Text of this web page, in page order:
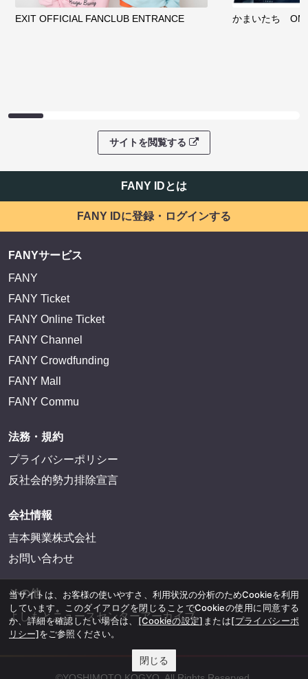
EXIT OFFICIAL FANCLUB ENTRANCE かまいたち
サイトを閲覧する
FANY IDとは
FANY IDに登録・ログインする
FANYサービス
FANY
FANY Ticket
FANY Online Ticket
FANY Channel
FANY Crowdfunding
FANY Mall
FANY Commu
法務・規約
プライバシーポリシー
反社会的勢力排除宣言
会社情報
吉本興業株式会社
お問い合わせ
その他
よしもとニュースセンターアーカイブ
当サイトは、お客様の使いやすさ、利用状況の分析のためCookieを利用
しています。このダイアログを閉じることでCookieの使用に同意する
か、詳細を確認したい場合は、 [Cookieの設定] または[プライバシーポ
リシー]をご参照ください。
閉じる